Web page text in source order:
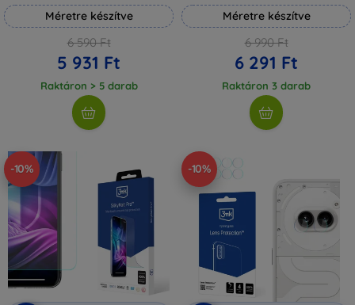
Méretre készítve
6 590 Ft
5 931 Ft
Raktáron > 5 darab
Méretre készítve
6 990 Ft
6 291 Ft
Raktáron 3 darab
-10% -10%